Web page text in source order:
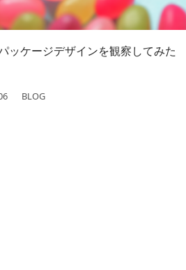
ッケージデザインを観察してみた
BLOG